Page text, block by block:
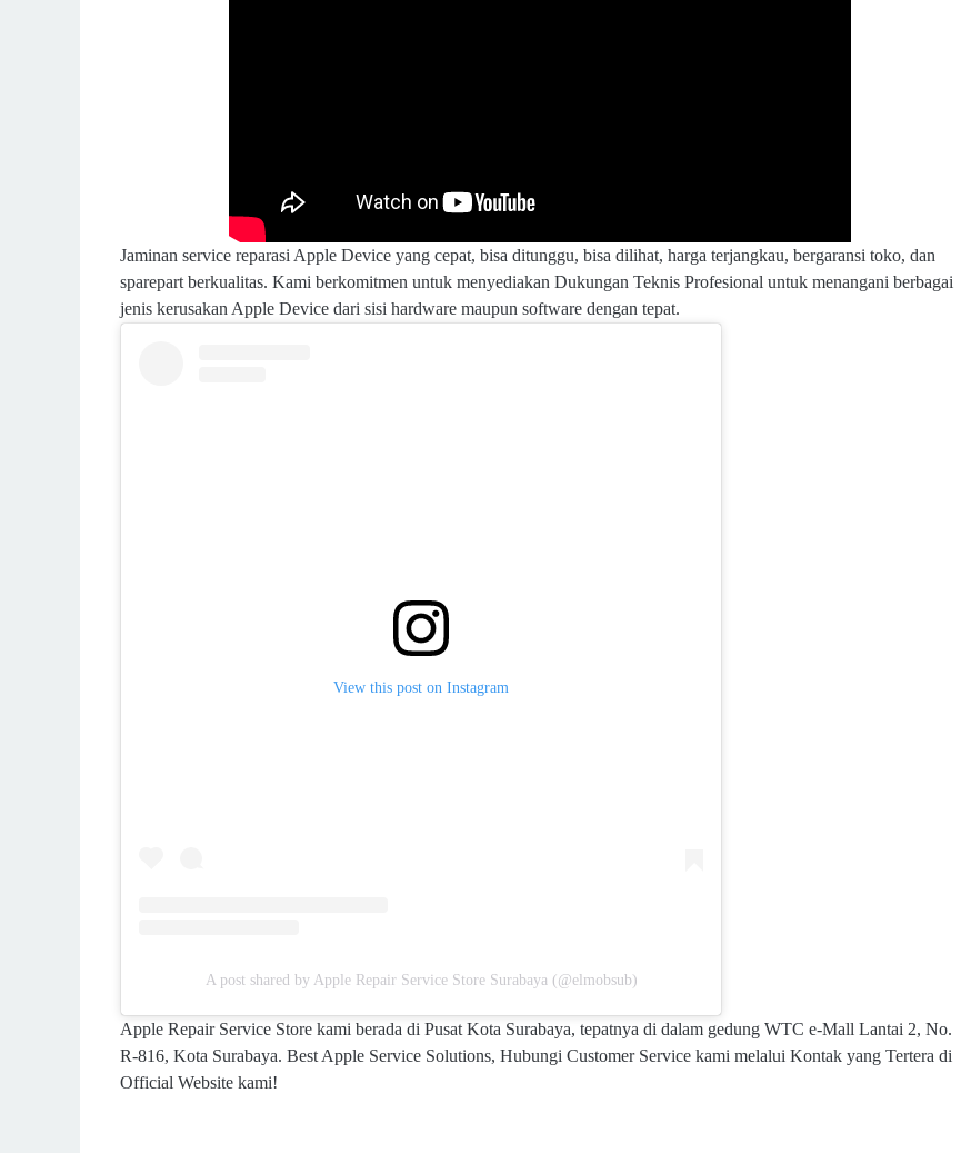
Jaminan service reparasi Apple Device yang cepat, bisa ditunggu, bisa dilihat, harga terjangkau, bergaransi toko, dan
sparepart berkualitas. Kami berkomitmen untuk menyediakan Dukungan Teknis Profesional untuk menangani berbagai
jenis kerusakan Apple Device dari sisi hardware maupun software dengan tepat.
View this post on Instagram
A post shared by Apple Repair Service Store Surabaya (@elmobsub)
Apple Repair Service Store kami berada di Pusat Kota Surabaya, tepatnya di dalam gedung WTC e-Mall Lantai 2, No.
R-816, Kota Surabaya. Best Apple Service Solutions, Hubungi Customer Service kami melalui Kontak yang Tertera di
Official Website kami!